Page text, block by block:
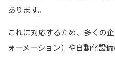
あります。
これに対応するため、多くの
ォーメーション）や自動化設